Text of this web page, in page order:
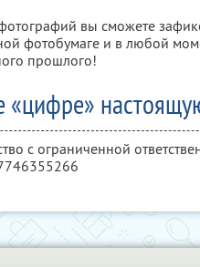
вы сможете
фотобумаге и в любой
прошлого!
«цифре»
с ограниченной